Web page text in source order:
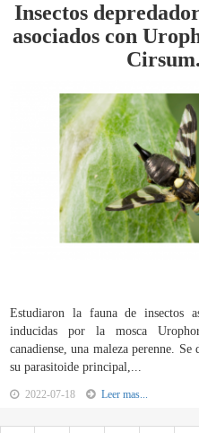
Insectos
asociados con
Estudiaron la fauna de insectos
inducidas por la mosca
canadiense, una maleza perenne.
su parasitoide principal,...
2022-07-18 Leer mas...